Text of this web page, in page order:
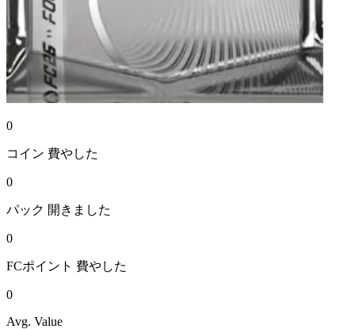
0
コイン 費やした
0
パック 開きました
0
FCポイント 費やした
0
Avg. Value